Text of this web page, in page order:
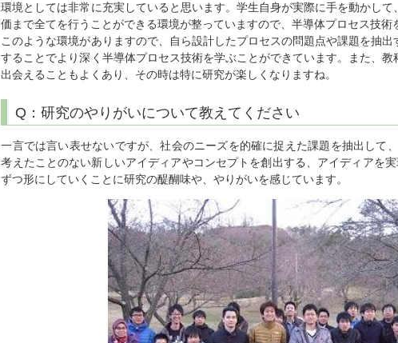
環境としては非常に充実していると思います。学生自身が実際に手を動かし
価まで全てを行うことができる環境が整っていますので、半導体プロセス技術
このような環境がありますので、自ら設計したプロセスの問題点や課題を抽
することでより深く半導体プロセス技術を学ぶことができています。また、
出会えることもよくあり、その時は特に研究が楽しくなりますね。
Q：研究のやりがいについて教えてください
一言では言い表せないですが、社会のニーズを的確に捉えた課題を抽出して
考えたことのない新しいアイディアやコンセプトを創出する、アイディアを
ずつ形にしていくことに研究の醍醐味や、やりがいを感じています。